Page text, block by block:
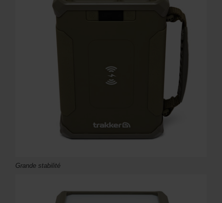
Grande stabilité